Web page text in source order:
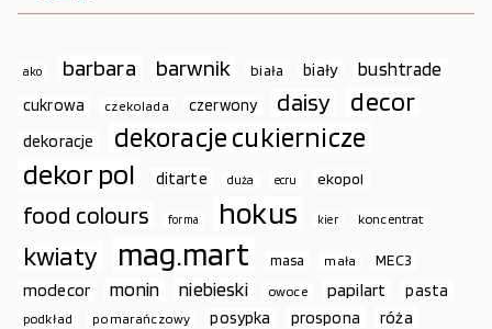
ako barbara barwnik biała biały bushtrade
cukrowa czekolada czerwony daisy decor
dekoracje dekoracje cukiernicze
dekor pol ditarte duża ecru ekopol
food colours forma hokus kier koncentrat
kwiaty mag.mart masa mała MEC3
modecor monin niebieski owoce papilart pasta
podkład pomarańczowy posypka prospona róża